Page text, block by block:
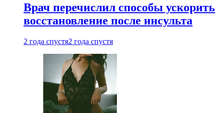
Врач перечислил способы ускорить
восстановление после инсульта
2 года спустя2 года спустя